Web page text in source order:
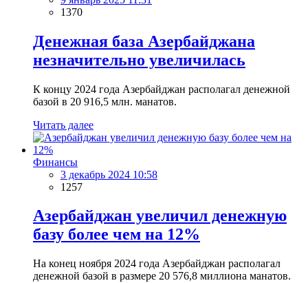
1370
Денежная база Азербайджана
незначительно увеличилась
К концу 2024 года Азербайджан располагал денежной
базой в 20 916,5 млн. манатов.
Читать далее
Финансы
3 декабрь 2024 10:58
1257
Азербайджан увеличил денежную
базу более чем на 12%
На конец ноября 2024 года Азербайджан располагал
денежной базой в размере 20 576,8 миллиона манатов.